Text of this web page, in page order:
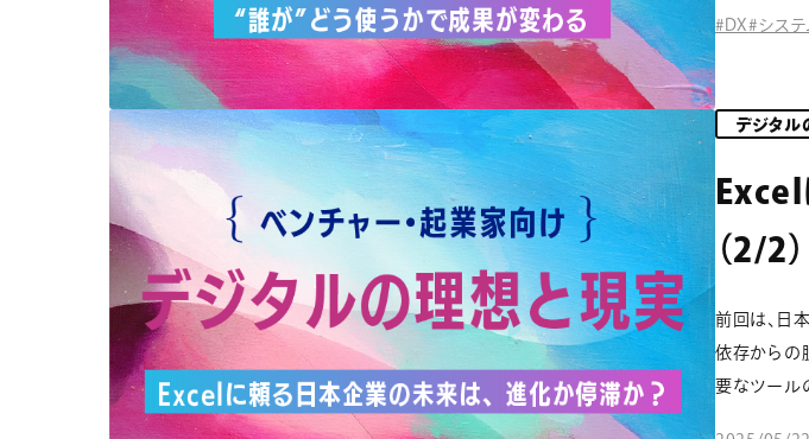
#DX#システ
デジタル
（2/2）
前回は、日
依存からの
要なツール